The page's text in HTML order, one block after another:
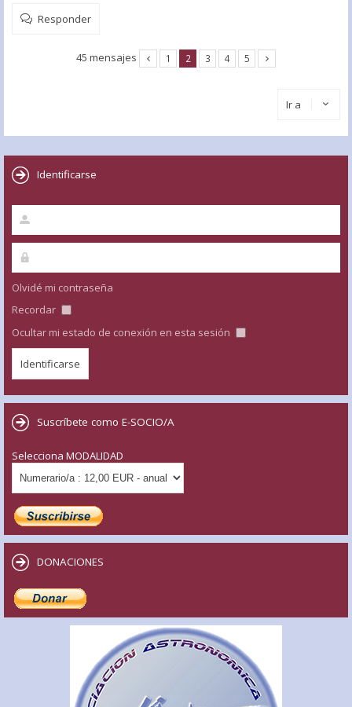
Responder
45 mensajes 1 2 3 4 5
Ir a
Identificarse
Olvidé mi contraseña
Recordar
Ocultar mi estado de conexión en esta sesión
Suscríbete como E-SOCIO/A
Selecciona MODALIDAD
DONACIONES